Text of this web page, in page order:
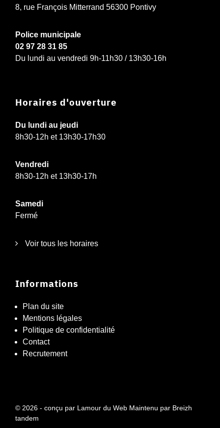
8, rue François Mitterrand 56300 Pontivy
Police municipale
02 97 28 31 85
Du lundi au vendredi 9h-11h30 / 13h30-16h
Horaires d'ouverture
Du lundi au jeudi
8h30-12h et 13h30-17h30
Vendredi
8h30-12h et 13h30-17h
Samedi
Fermé
Voir tous les horaires
Informations
Plan du site
Mentions légales
Politique de confidentialité
Contact
Recrutement
© 2026 - conçu par Lamour du Web Maintenu par Breizh
tandem